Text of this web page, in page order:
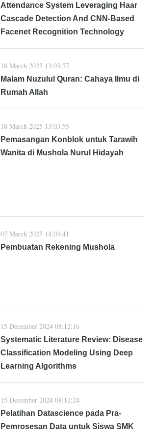
Attendance System Leveraging Haar
Cascade Detection And CNN-Based
Facenet Recognition Technology
18 March 2025 13:03:57
Malam Nuzulul Quran: Cahaya Ilmu di
Rumah Allah
18 March 2025 13:03:55
Pemasangan Konblok untuk Tarawih
Wanita di Mushola Nurul Hidayah
07 March 2025 14:03:41
Pembuatan Rekening Mushola
15 December 2024 08:12:16
Systematic Literature Review: Disease
Classification Modeling Using Deep
Learning Algorithms
15 December 2024 08:12:24
Pelatihan Datascience pada Pra-
Pemrosesan Data untuk Siswa SMK